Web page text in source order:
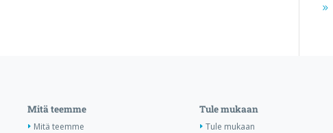
Mitä teemme
Mitä teemme
Tule mukaan
Tule mukaan